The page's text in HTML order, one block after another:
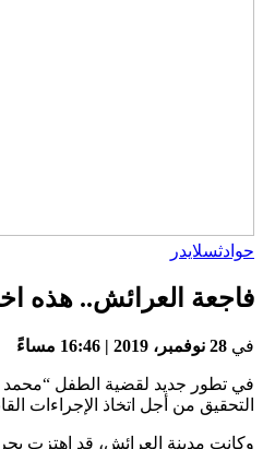
حوادثسلايدر
فاجعة العرائش.. هذه
في 28 نوفمبر، 2019 | 16:46 مساءً
في تطور جديد لقضية الطفل “محمد
التحقيق من أجل اتخاذ الإجراءات
وكانت مدينة العرائش، قد اهتزت